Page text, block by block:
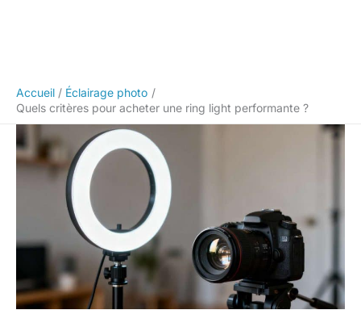
Accueil
Éclairage photo
Quels critères pour acheter une ring light performante ?